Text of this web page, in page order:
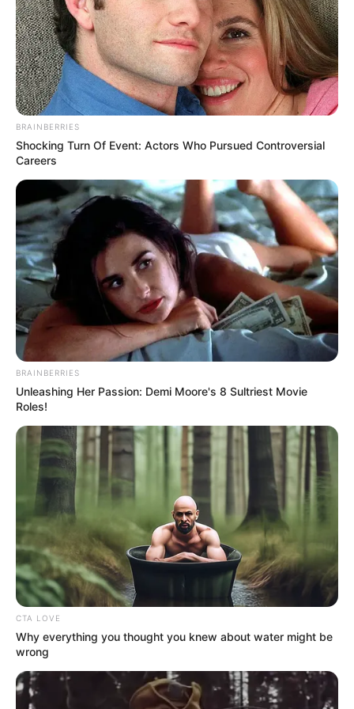
en la huída dejaron abandonado en el lugar de los
hechos una pistola y un celular, material probatorio que
servirá para dar con su captura y su respectiva
judicialización , precisaron las autoridades.
COMPARTIR
ALERTA BOGOTÁ EN GOOGLE NEWS
TEMAS RELACIONADOS
NOTICIAS ANTIOQUIA
RIONEGRO - ANTIOQUIA
ORIENTE ANTIOQUEÑO
TRAGENDIA
ASESINATO
CRIMEN
EXTRANJEROS ALERTA PAISA
HURTO
MUJER HERIDA
POLICÍA
MANTÉNGASE EN ALERTA
Tenemos todas las noticias que le
favor, active las notificaciones de Alerta.
ACTIVAR AHORA
TEMAS DESTACADOS
EMERGENCIAS POR LLUVIAS
METRO DE MEDELLÍN
ELECCIONES PRESIDENCIALES
MARINILLA - ANTIOQUIA
YONDÓ - ANTIOQUIA
BRAINBERRIES
Shocking Turn Of Event: Actors Who Pursued Controversial
Careers
BRAINBERRIES
Unleashing Her Passion: Demi Moore's 8 Sultriest Movie
Roles!
CTA LOVE
Why everything you thought you knew about water might be
wrong